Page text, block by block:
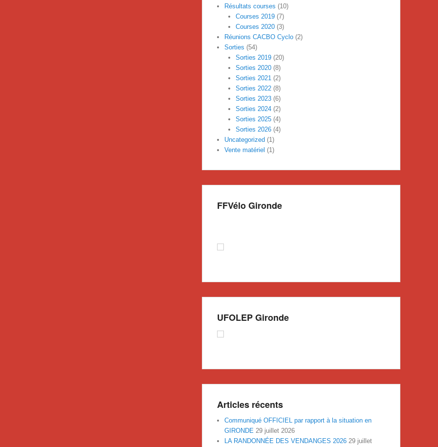
Résultats courses (10)
Courses 2019(7)
Courses 2020(3)
Réunions CACBO Cyclo (2)
Sorties (54)
Sorties 2019(20)
Sorties 2020(8)
Sorties 2021(2)
Sorties 2022(8)
Sorties 2023(6)
Sorties 2024(2)
Sorties 2025(4)
Sorties 2026(4)
Uncategorized (1)
Vente matériel (1)
FFVélo Gironde
UFOLEP Gironde
Articles récents
Communiqué OFFICIEL par rapport à la situation en
GIRONDE 29 juillet 2026
LA RANDONNÉE DES VENDANGES 2026 29 juillet